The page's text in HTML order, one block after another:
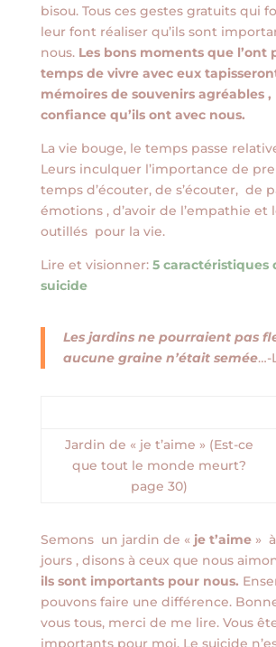
bisou. Tous ces gestes gratuits qui
leur font réaliser qu’ils sont
nous.Les bons moments que l’ont
temps de vivre avec eux
mémoires de souvenirs agréables
confiance qu’ils ont avec nous.
La vie bouge, le temps passe
Leurs inculquer l’importance de
temps d’écouter, de s’écouter, de
émotions , d’avoir de l’empathie et
outillés pour la vie.
Lire et visionner: 5 caractéristiques
suicide
Les jardins ne pourraient pas
aucune graine n’était semée…-
Jardin de « je t’aime » (Est-ce
que tout le monde meurt?
page 30)
Semons un jardin de « je t’aime» à
jours , disons à ceux que nous
ils sont importants pour nous.
pouvons faire une différence.
vous tous, merci de me lire. Vous
importants pour moi. Le suicide